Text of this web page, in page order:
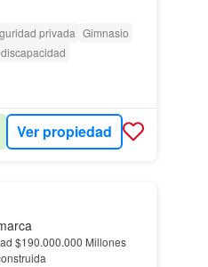
privada Gimnasio
Ver propiedad
área construida